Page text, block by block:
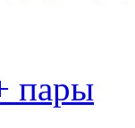
пары